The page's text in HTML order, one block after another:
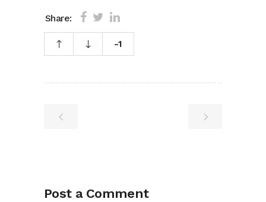
Share:
-1
Post a Comment